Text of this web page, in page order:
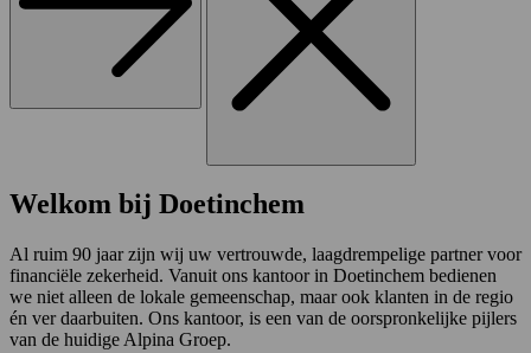
Welkom bij Doetinchem
Al ruim 90 jaar zijn wij uw vertrouwde, laagdrempelige partner voor
financiële zekerheid. Vanuit ons kantoor in Doetinchem bedienen
we niet alleen de lokale gemeenschap, maar ook klanten in de regio
én ver daarbuiten. Ons kantoor, is een van de oorspronkelijke pijlers
van de huidige Alpina Groep.